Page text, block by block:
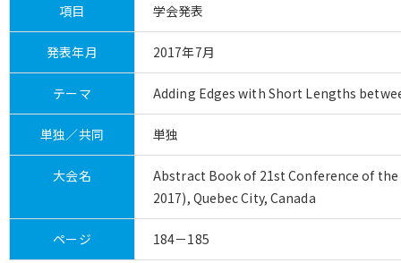
項目 学会発表
発表年月 2017年7月
テーマ Adding Edges with Short Lengths
単独／共同 単独
大会名
Abstract Book of 21st Conference of
2017), Quebec City, Canada
ページ 184－185